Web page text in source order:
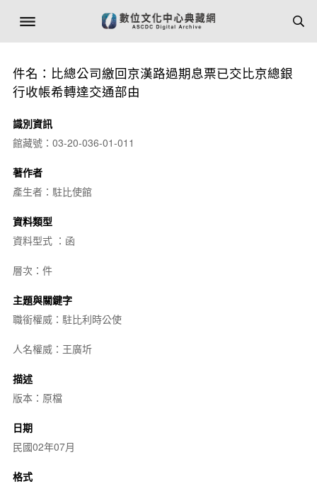
件名：比總公司繳回京漢路過期息票已交比京總銀
行收帳希轉達交通部由
識別資訊
館藏號：03-20-036-01-011
著作者
產生者：駐比使館
資料類型
資料型式 ：函
層次：件
主題與關鍵字
職銜權威：駐比利時公使
人名權威：王廣圻
描述
版本：原檔
日期
民國02年07月
格式